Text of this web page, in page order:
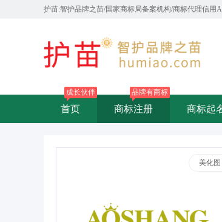
护苗:智护品牌之苗/国家商标局备案机构/商标代理信用
首页
成长伙伴
商标注册
品牌有商标
商标起
美化图